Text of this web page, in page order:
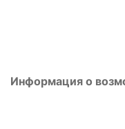
Информация о